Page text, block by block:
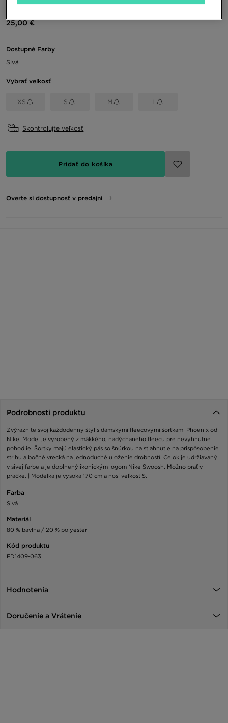
25,00 €
Dostupné Farby
Sivá
Vybrať veľkosť
XS S M L
Skontrolujte veľkosť
Pridať do košíka
Overte si dostupnosť v predajni
Podrobnosti produktu
Zvýraznite svoj každodenný štýl s dámskymi fleecovými šortkami Phoenix od
Nike. Model je vyrobený z mäkkého, nadýchaného fleecu pre nevyhnutné
pohodlie. Šortky majú elastický pás so šnúrkou na stiahnutie na prispôsobenie
strihu a bočné vrecká na jednoduché uloženie drobností. Celok je udržiavaný
v sivej farbe a je doplnený ikonickým logom Nike Swoosh. Možno prať v
práčke. | Modelka je vysoká 170 cm a nosí veľkosť S.
Farba
Sivá
Materiál
80 % bavlna / 20 % polyester
Kód produktu
FD1409-063
Hodnotenia
Doručenie a Vrátenie